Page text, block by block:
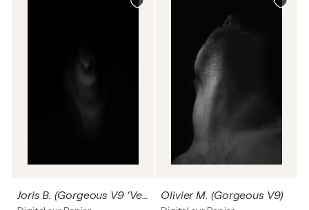
Joris B. (Gorgeous V9 ‘Venus’) Olivier M. (Gorgeous V9)